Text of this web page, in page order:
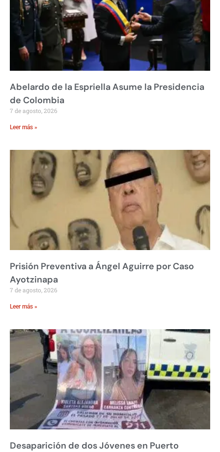
Abelardo de la Espriella Asume la Presidencia
de Colombia
7 de agosto, 2026
Leer más »
Prisión Preventiva a Ángel Aguirre por Caso
Ayotzinapa
7 de agosto, 2026
Leer más »
Desaparición de dos Jóvenes en Puerto